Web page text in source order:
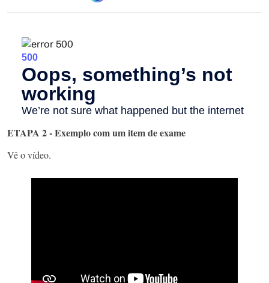
ETAPA 2 - Exemplo com um item de exame
Vê o vídeo.